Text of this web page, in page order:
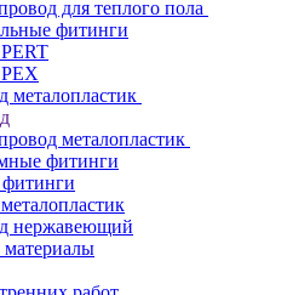
для теплого пола
фитинги
металопластик
металопластик
фитинги
нержавеющий